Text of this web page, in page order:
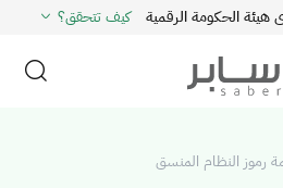
الحكومة الرقمية كيف تتحقق؟
رموز النظام المنسق